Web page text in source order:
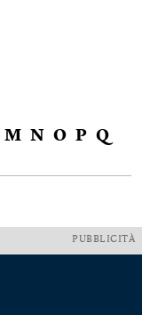
M N O P Q
PUBBLICITÀ